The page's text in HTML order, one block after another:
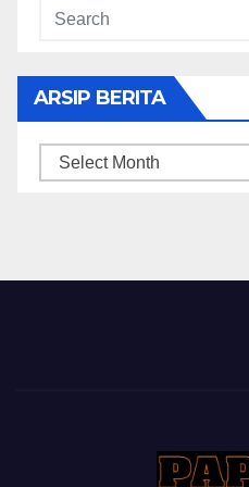
ARSIP BERITA
ARSIP